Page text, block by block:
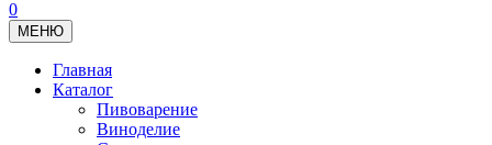
0
МЕНЮ
Главная
Каталог
Пивоварение
Виноделие